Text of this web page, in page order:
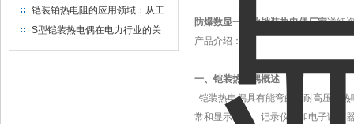
金属温度计在工业领域的革新应
铠装铂热电阻的应用领域：从工
业到科研，无所不在的温度测量
S型铠装热电偶在电力行业的关
防爆数显一体化铠装热电偶厂家详细
产品介绍：
一、铠装热电偶概述
铠装热电偶具有能弯曲、耐高压、
常和显示仪表、记录仪表和电子调节